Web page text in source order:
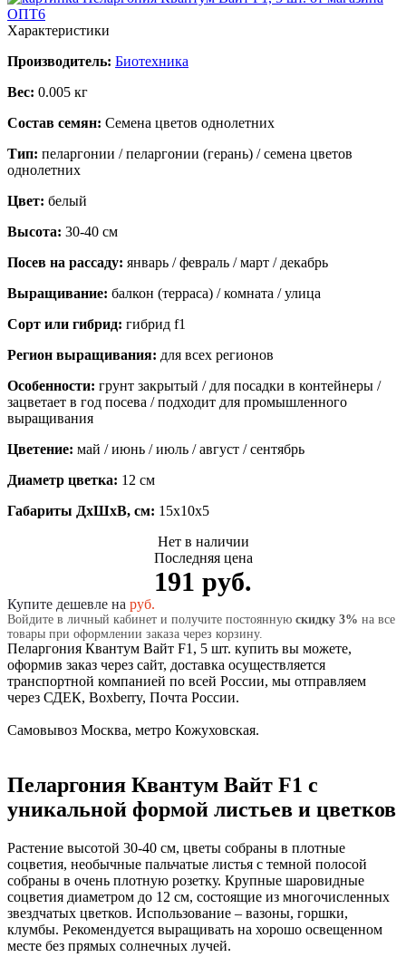
Характеристики
Производитель: Биотехника
Вес: 0.005 кг
Состав семян: Семена цветов однолетних
Тип: пеларгонии / пеларгонии (герань) / семена цветов
однолетних
Цвет: белый
Высота: 30-40 см
Посев на рассаду: январь / февраль / март / декабрь
Выращивание: балкон (терраса) / комната / улица
Сорт или гибрид: гибрид f1
Регион выращивания: для всех регионов
Особенности: грунт закрытый / для посадки в контейнеры /
зацветает в год посева / подходит для промышленного
выращивания
Цветение: май / июнь / июль / август / сентябрь
Диаметр цветка: 12 см
Габариты ДхШхВ, см: 15x10x5
Нет в наличии
Последняя цена
191 руб.
Купите дешевле на руб.
Войдите в личный кабинет и получите постоянную скидку 3% на все
товары при оформлении заказа через корзину.
Пеларгония Квантум Вайт F1, 5 шт. купить вы можете,
оформив заказ через сайт, доставка осуществляется
транспортной компанией по всей России, мы отправляем
через СДЕК, Boxberry, Почта России.
Самовывоз Москва, метро Кожуховская.
Пеларгония Квантум Вайт F1 с
уникальной формой листьев и цветков
Растение высотой 30-40 см, цветы собраны в плотные
соцветия, необычные пальчатые листья с темной полосой
собраны в очень плотную розетку. Крупные шаровидные
соцветия диаметром до 12 см, состоящие из многочисленных
звездчатых цветков. Использование – вазоны, горшки,
клумбы. Рекомендуется выращивать на хорошо освещенном
месте без прямых солнечных лучей.